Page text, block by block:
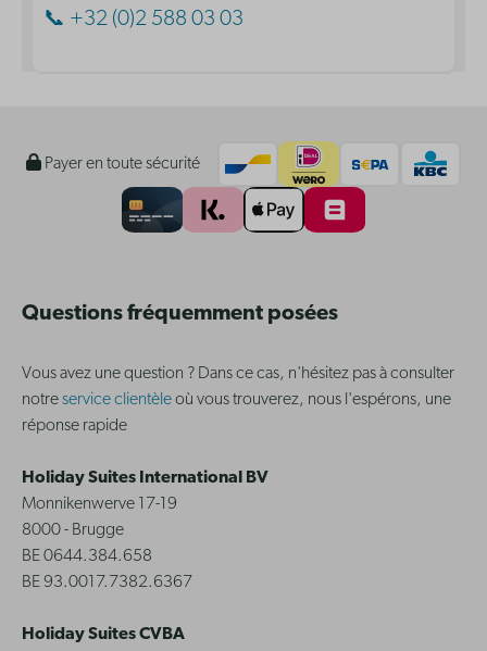
📞 +32 (0)2 588 03 03
Payer en toute sécurité
Questions fréquemment posées
Vous avez une question ? Dans ce cas, n'hésitez pas à consulter
notreservice clientèleoù vous trouverez, nous l'espérons, une
réponse rapide
Holiday Suites International BV
Monnikenwerve 17-19
8000 - Brugge
BE 0644.384.658
BE 93.0017.7382.6367
Holiday Suites CVBA